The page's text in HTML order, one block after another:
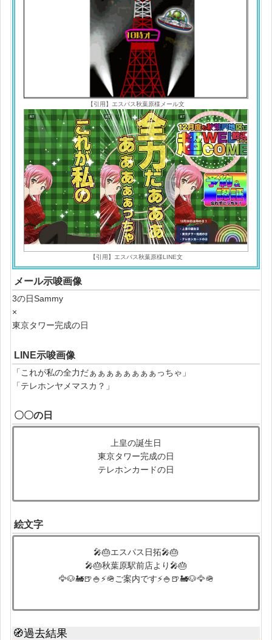
【引用】エスパス秋葉原様メール文
【引用】エスパス秋葉原様LINE文
メール示唆画像
3の日Sammy
×
東京タワー完成の日
LINE示唆画像
「これが私の全力だぁぁぁぁぁぁぁぁっちゃ」
「テレホンヤメマスカ？」
〇〇の日
上皇の誕生日
東京タワー完成の日
テレホンカードの日
絵文字
🎤🎂エスパス日拓🎤🎂
🎤🎂秋葉原駅前店より🎤🎂
🦅🐶🚂🍺🍚⚡🪖ご案内です⚡🍚🍺🚂🐶🦅🪖
🧭過去結果